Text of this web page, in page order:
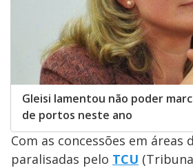
Gleisi lamentou não poder
de portos neste ano
Com as concessões em áreas
paralisadas pelo TCU